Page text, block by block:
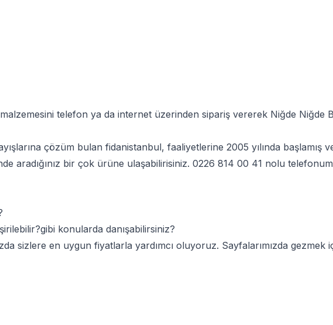
telefon ya da internet üzerinden sipariş vererek Niğde Niğde
çözüm bulan fidanistanbul, faaliyetlerine 2005 yılında başlamış
aradığınız bir çok ürüne ulaşabilirisiniz. 0226 814 00 41 nolu
konularda danışabilirsiniz?
sizlere en uygun fiyatlarla yardımcı oluyoruz. Sayfalarımızda